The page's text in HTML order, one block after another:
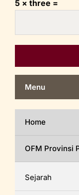
5 × three =
Menu
Home
OFM Provinsi
Sejarah